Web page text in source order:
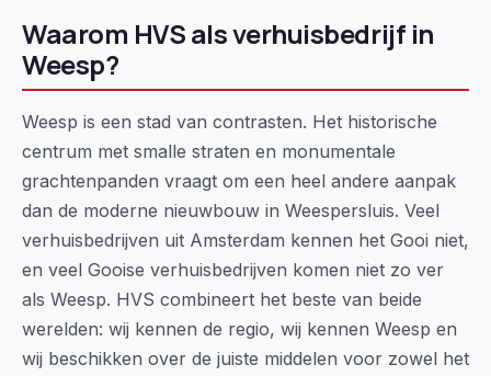
Waarom HVS als verhuisbedrijf in
Weesp?
Weesp is een stad van contrasten. Het historische
centrum met smalle straten en monumentale
grachtenpanden vraagt om een heel andere aanpak
dan de moderne nieuwbouw in Weespersluis. Veel
verhuisbedrijven uit Amsterdam kennen het Gooi niet,
en veel Gooise verhuisbedrijven komen niet zo ver
als Weesp. HVS combineert het beste van beide
werelden: wij kennen de regio, wij kennen Weesp en
wij beschikken over de juiste middelen voor zowel het